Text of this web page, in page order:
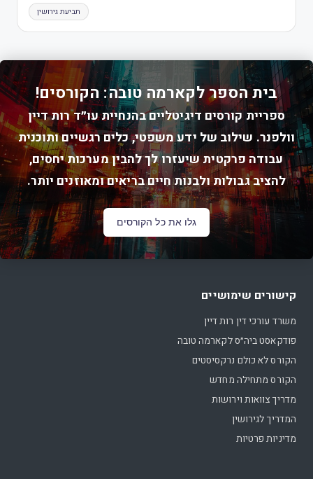
תביעת גירושין
בית הספר לקארמה טובה: הקורסים!
ספריית קורסים דיגיטליים בהנחיית עו״ד רות דיין
וולפנר. שילוב של ידע משפטי, כלים רגשיים ותוכנית
עבודה פרקטית שיעזרו לך להבין מערכות יחסים,
להציב גבולות ולבנות חיים בריאים ומאוזנים יותר.
גלו את כל הקורסים
קישורים שימושיים
משרד עורכי דין רות דיין
פודקאסט ביה״ס לקארמה טובה
הקורס לא כולם נרקסיסטים
הקורס מתחילה מחדש
מדריך צוואות וירושות
המדריך לגירושין
מדיניות פרטיות